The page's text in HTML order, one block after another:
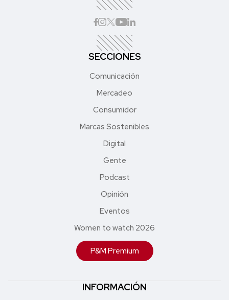
SECCIONES
Comunicación
Mercadeo
Consumidor
Marcas Sostenibles
Digital
Gente
Podcast
Opinión
Eventos
Women to watch 2026
P&M Premium
INFORMACIÓN